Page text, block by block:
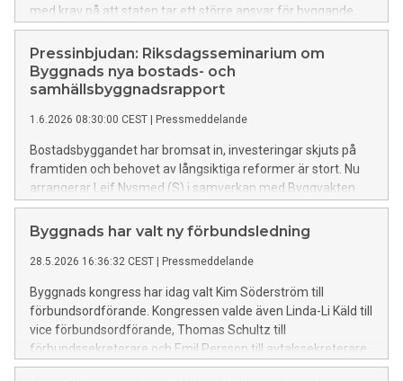
med krav på att staten tar ett större ansvar för byggande,
renovering och trygga bostadsområden.
Pressinbjudan: Riksdagsseminarium om
Byggnads nya bostads- och
samhällsbyggnadsrapport
1.6.2026 08:30:00 CEST Pressmeddelande
Bostadsbyggandet har bromsat in, investeringar skjuts på
framtiden och behovet av långsiktiga reformer är stort. Nu
arrangerar Leif Nysmed (S) i samverkan med Byggvakten
ett riksdagsseminarium om hur framtidens bostadspolitik
ska utformas.
Byggnads har valt ny förbundsledning
28.5.2026 16:36:32 CEST Pressmeddelande
Byggnads kongress har idag valt Kim Söderström till
förbundsordförande. Kongressen valde även Linda-Li Käld till
vice förbundsordförande, Thomas Schultz till
förbundssekreterare och Emil Persson till avtalssekreterare.